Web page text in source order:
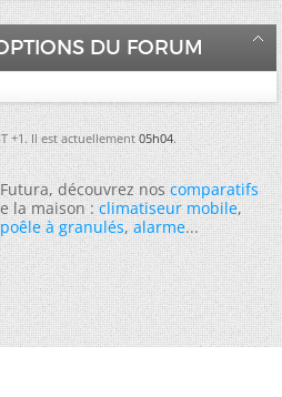
DU FORUM
+1. Il est actuellement05h04.
découvrez noscomparatifs
la maison :climatiseur mobile,
poêle à granulés,alarme...